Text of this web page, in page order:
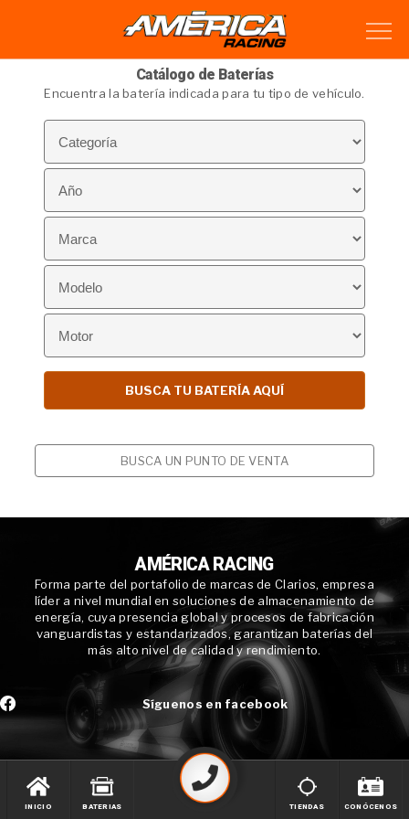
Catálogo de Baterías
Encuentra la batería indicada para tu tipo de vehículo.
BUSCA UN PUNTO DE VENTA
AMÉRICA RACING
Forma parte del portafolio de marcas de Clarios, empresa
líder a nivel mundial en soluciones de almacenamiento de
energía, cuya presencia global y procesos de fabricación
vanguardistas y estandarizados, garantizan baterías del
más alto nivel de calidad y rendimiento.
Síguenos en facebook
INICIO BATERIAS TIENDAS CONÓCENOS